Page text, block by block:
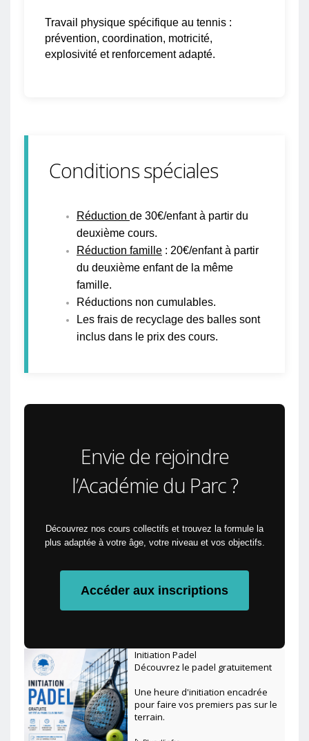
Travail physique spécifique au tennis :
prévention, coordination, motricité,
explosivité et renforcement adapté.
Conditions spéciales
Réduction de 30€/enfant à partir du
deuxième cours.
Réduction famille : 20€/enfant à partir
du deuxième enfant de la même
famille.
Réductions non cumulables.
Les frais de recyclage des balles sont
inclus dans le prix des cours.
Envie de rejoindre
l’Académie du Parc ?
Découvrez nos cours collectifs et trouvez la formule la
plus adaptée à votre âge, votre niveau et vos objectifs.
Accéder aux inscriptions
Initiation Padel
Découvrez le padel gratuitement
Une heure d'initiation encadrée
pour faire vos premiers pas sur le
terrain.